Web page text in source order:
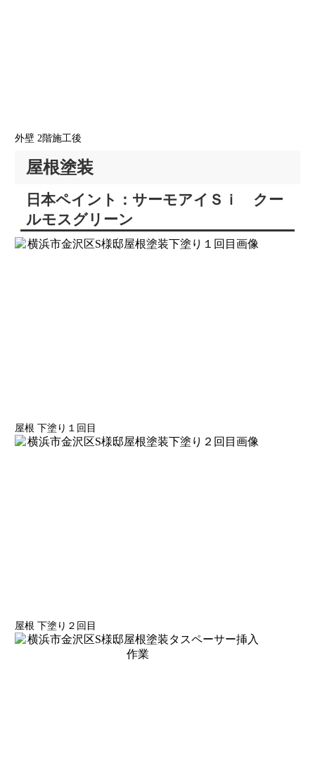
外壁 2階施工後
屋根塗装
日本ペイント：サーモアイＳｉ クー
ルモスグリーン
屋根 下塗り１回目
屋根 下塗り２回目